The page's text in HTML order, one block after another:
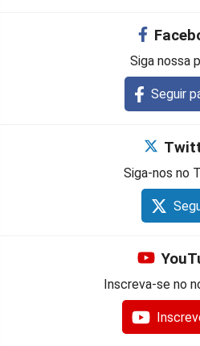
Siga nossa
Seguir
Siga-nos no
Inscreva-se no